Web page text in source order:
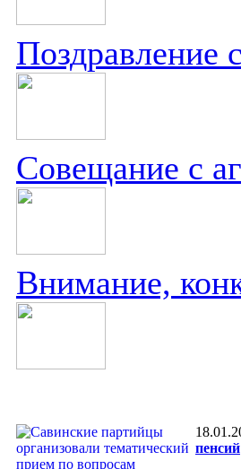
Поздравление
Совещание с
Внимание,
пенсий